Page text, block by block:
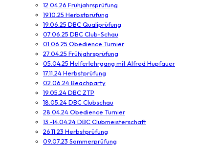
12.04.26 Frühjahrsprüfung
19.10.25 Herbstprüfung
19.06.25 DBC Qualiprüfung
07.06.25 DBC Club-Schau
01.06.25 Obedience Turnier
27.04.25 Frühjahrsprüfung
05.04.25 Helferlehrgang mit Alfred Hupfauer
17.11.24 Herbstprüfung
02.06.24 Beachparty
19.05.24 DBC ZTP
18.05.24 DBC Clubschau
28.04.24 Obedience Turnier
13.-14.04.24 DBC Clubmeisterschaft
26.11.23 Herbstprüfung
09.07.23 Sommerprüfung